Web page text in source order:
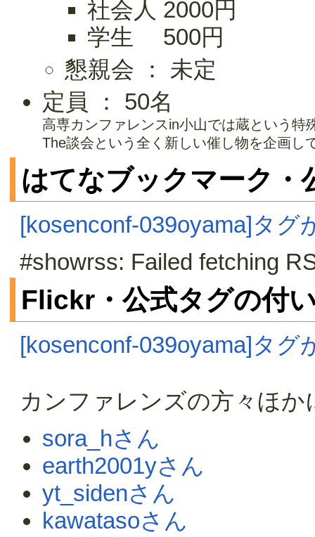
社会人 2000円
学生 500円
懇親会 ： 未定
定員 ： 50名
高専カンファレンスin小山では蔵という特
The談会という全く新しい催し物を企画し
はてなブックマーク・
[kosenconf-039oyama]タグ
#showrss: Failed fetching
Flickr・公式タグの付
[kosenconf-039oyama]タグ
カンファレンズの方々ほか
sora_hさん
earth2001yさん
yt_sidenさん
kawatasoさん